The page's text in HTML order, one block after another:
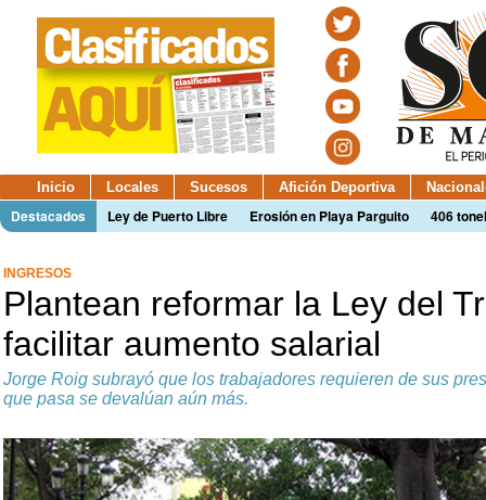
Inicio Locales Sucesos Afición Deportiva
Destacados Ley de Puerto Libre Erosión en Playa Parguito 406
INGRESOS
Plantean reformar la Ley del
facilitar aumento salarial
Jorge Roig subrayó que los trabajadores requieren de sus
que pasa se devalúan aún más.